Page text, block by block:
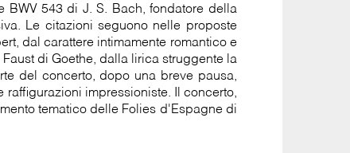
BWV 543 di J. S. Bach, fondatore della
Le citazioni seguono nelle proposte
dal carattere intimamente romantico e
di Goethe, dalla lirica struggente la
del concerto, dopo una breve pausa,
impressioniste. Il concerto,
tematico delle Folies d'Espagne di